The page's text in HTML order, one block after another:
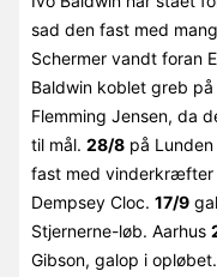
sad den fast med
Schermer vandt foran
Baldwin koblet greb
Flemming Jensen, da
til mål. 28/8på Lunden
fast med vinderkræfter
Dempsey Cloc. 17/9
Stjernerne-løb. Aarhus
Gibson, galop i